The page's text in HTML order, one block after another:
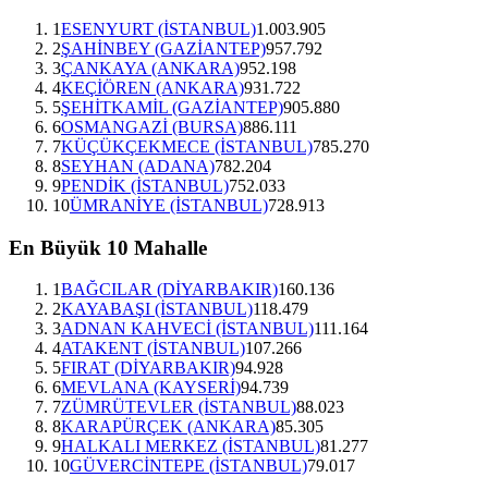
1ESENYURT (İSTANBUL)1.003.905
2ŞAHİNBEY (GAZİANTEP)957.792
3ÇANKAYA (ANKARA)952.198
4KEÇİÖREN (ANKARA)931.722
5ŞEHİTKAMİL (GAZİANTEP)905.880
6OSMANGAZİ (BURSA)886.111
7KÜÇÜKÇEKMECE (İSTANBUL)785.270
8SEYHAN (ADANA)782.204
9PENDİK (İSTANBUL)752.033
10ÜMRANİYE (İSTANBUL)728.913
En Büyük 10 Mahalle
1BAĞCILAR (DİYARBAKIR)160.136
2KAYABAŞI (İSTANBUL)118.479
3ADNAN KAHVECİ (İSTANBUL)111.164
4ATAKENT (İSTANBUL)107.266
5FIRAT (DİYARBAKIR)94.928
6MEVLANA (KAYSERİ)94.739
7ZÜMRÜTEVLER (İSTANBUL)88.023
8KARAPÜRÇEK (ANKARA)85.305
9HALKALI MERKEZ (İSTANBUL)81.277
10GÜVERCİNTEPE (İSTANBUL)79.017